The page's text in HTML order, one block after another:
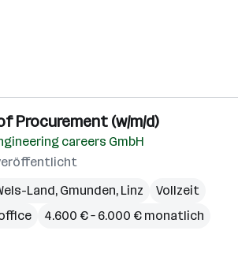
Procurement (w/m/d)
careers GmbH
Land, Gmunden, Linz
Vollzeit
4.600 € – 6.000 € monatlich